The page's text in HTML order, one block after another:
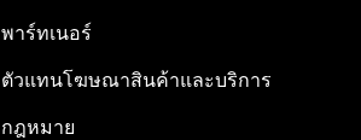
พาร์ทเนอร์
ตัวแทนโฆษณาสินค้าและบริการ
กฎหมาย